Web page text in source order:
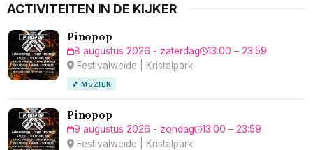
ACTIVITEITEN IN DE KIJKER
Pinopop
8 augustus 2026 - zaterdag
13:00 – 23:59
Festivalweide | Kristalpark
🎵 MUZIEK
Pinopop
9 augustus 2026 - zondag
13:00 – 23:59
Festivalweide | Kristalpark